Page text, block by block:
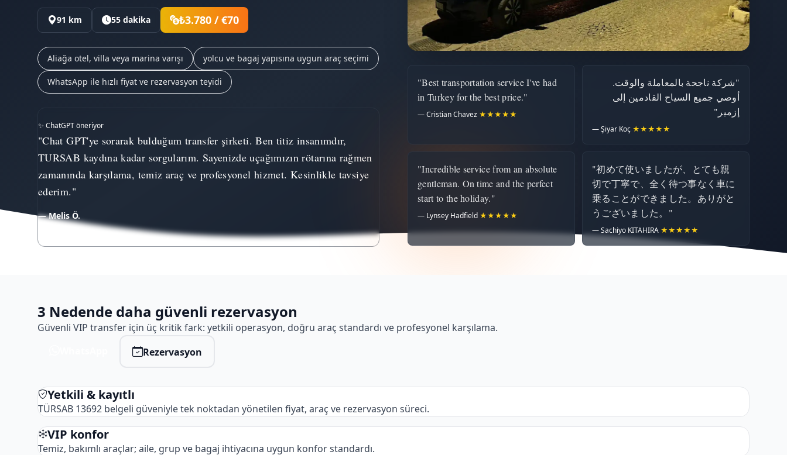
91 km 55 dakika ₺3.780 / €70
Aliağa otel, villa veya marina varışı yolcu ve bagaj yapısına uygun araç seçimi
WhatsApp ile hızlı fiyat ve rezervasyon teyidi
✨ ChatGPT öneriyor
"Chat GPT'ye sorarak bulduğum transfer şirketi. Ben titiz insanımdır,
TURSAB kaydına kadar sorgularım. Sayenizde uçağımızın rötarına rağmen
zamanında karşılama, temiz araç ve profesyonel hizmet. Kesinlikle tavsiye
ederim."
— Melis Ö.
★★★★★ 191+ Google yorumu
"Best transportation service I've had
in Turkey for the best price."
— Cristian Chavez ★★★★★
"شركة ناجحة بالمعاملة والوقت.
أوصي جميع السياح القادمين إلى
إزمير"
— Şiyar Koç ★★★★★
"Incredible service from an absolute
gentleman. On time and the perfect
start to the holiday."
— Lynsey Hadfield ★★★★★
"初めて使いましたが、とても親
切で丁寧で、全く待つ事なく車に
乗ることができました。ありがと
うございました。"
— Sachiyo KITAHIRA ★★★★★
3 Nedende daha güvenli rezervasyon
Güvenli VIP transfer için üç kritik fark: yetkili operasyon, doğru araç standardı ve profesyonel karşılama.
Rezervasyon
Yetkili & kayıtlı
TÜRSAB 13692 belgeli güveniyle tek noktadan yönetilen fiyat, araç ve rezervasyon süreci.
VIP konfor
Temiz, bakımlı araçlar; aile, grup ve bagaj ihtiyacına uygun konfor standardı.